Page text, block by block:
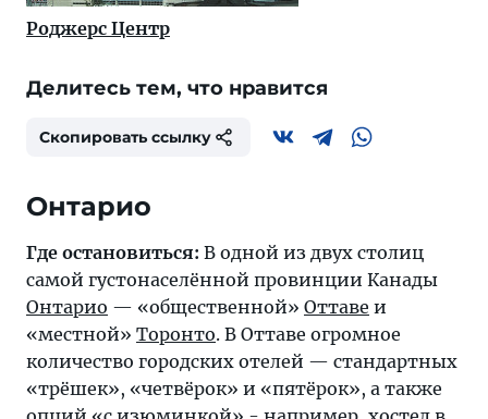
Роджерс Центр
Делитесь тем, что нравится
Скопировать ссылку
Онтарио
Где остановиться: В одной из двух столиц
самой густонаселённой провинции Канады
Онтарио — «общественной» Оттаве и
«местной» Торонто. В Оттаве огромное
количество городских отелей — стандартных
«трёшек», «четвёрок» и «пятёрок», а также